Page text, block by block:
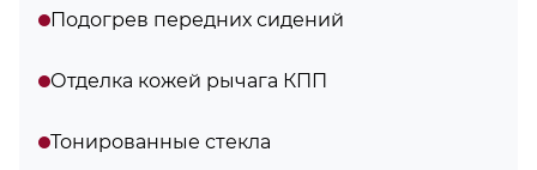
Подогрев передних сидений
Отделка кожей рычага КПП
Тонированные стекла